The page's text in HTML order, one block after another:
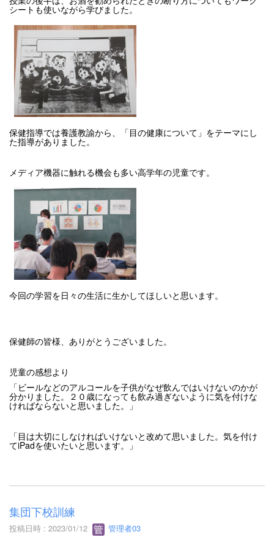
シートも使いながら学びました。
保健指導では養護教諭から、「目の健康について」をテーマにし
た指導がありました。
メディア機器に触れる機会も多い高学年の児童です。
今回の学習を日々の生活に生かしてほしいと思います。
保健師の皆様、ありがとうございました。
児童の感想より
「ビールなどのアルコールを子供がなぜ飲んではいけないのかが
分かりました。２０歳になっても飲み過ぎないように気を付けな
ければならないと思いました。」
「目は大切にしなければいけないと改めて思いました。気を付け
てiPadを使いたいと思います。」
集団下校訓練
投稿日時 : 2023/01/12 管理者03